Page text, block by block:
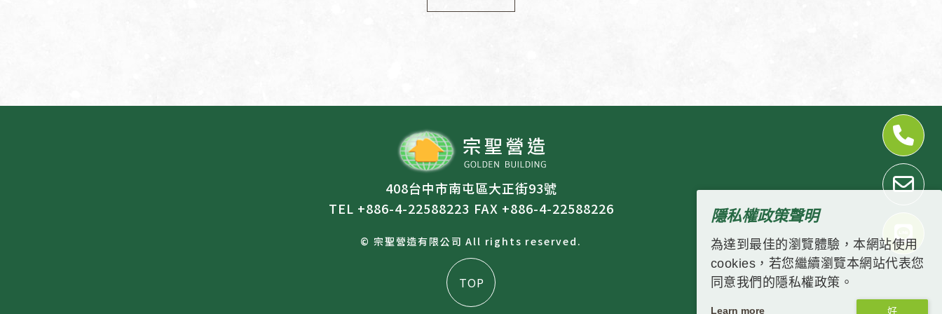
隱私權政策聲明
為達到最佳的瀏覽體驗，本網站使用
cookies，若您繼續瀏覽本網站代表您
同意我們的隱私權政策。
Learn more
408台中市南屯區大正街93號
TEL +886-4-22588223 FAX +886-4-22588226
© 宗聖營造有限公司 All rights reserved.
TOP